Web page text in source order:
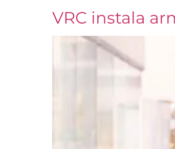
VRC instala